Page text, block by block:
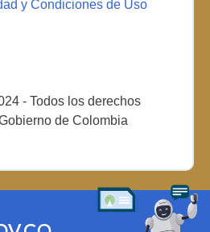
y Condiciones de Uso
- Todos los derechos
de Colombia